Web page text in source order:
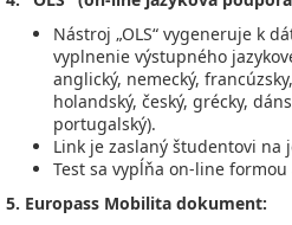
Nástroj „OLS“ vygeneruje k
vyplnenie výstupného
anglický, nemecký,
holandský, český, grécky,
portugalský).
Link je zaslaný študentovi na
Test sa vypĺňa on-line
5. Europass Mobilita dokument: